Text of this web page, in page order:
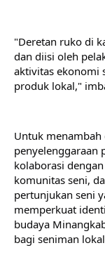
"Deretan ruko di
dan diisi oleh
aktivitas ekonomi
produk lokal,"
Untuk
penyelenggaraan
kolaborasi
komunitas seni,
pertunjukan seni
memperkuat
budaya
bagi seniman